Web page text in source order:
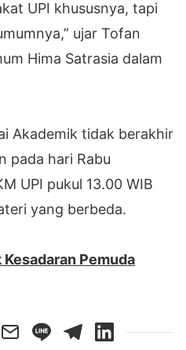
UPI khususnya, tapi
ujar Tofan
Hima Satrasia dalam
Akademik tidak berakhir
pada hari Rabu
UPI pukul 13.00 WIB
yang berbeda.
Pemuda